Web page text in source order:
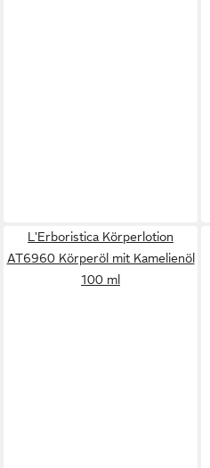
L'Erboristica Körperlotion
AT6960 Körperöl mit Kamelienöl
100 ml